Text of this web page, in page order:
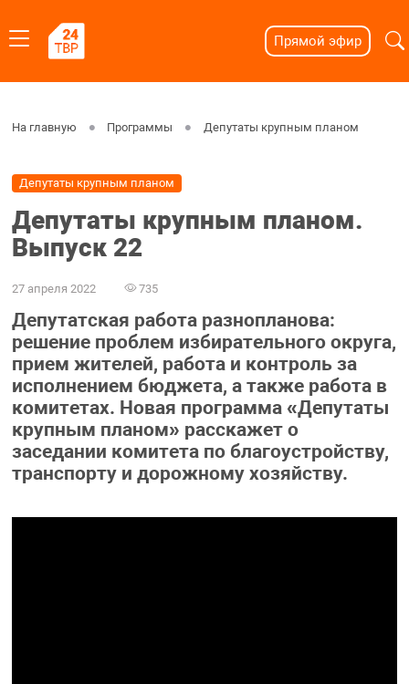
Прямой эфир
На главную Программы Депутаты крупным планом
Депутаты крупным планом
Депутаты крупным планом.
Выпуск 22
27 апреля 2022 735
Депутатская работа разнопланова:
решение проблем избирательного округа,
прием жителей, работа и контроль за
исполнением бюджета, а также работа в
комитетах. Новая программа «Депутаты
крупным планом» расскажет о
заседании комитета по благоустройству,
транспорту и дорожному хозяйству.